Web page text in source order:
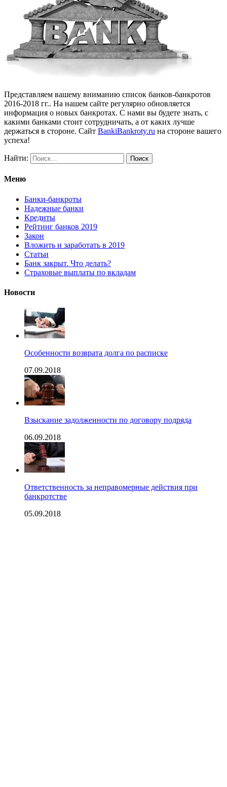
Представляем вашему вниманию список банков-банкротов
2016-2018 гг.. На нашем сайте регулярно обновляется
информация о новых банкротах. С нами вы будете знать, с
какими банками стоит сотрудничать, а от каких лучше
держаться в стороне. Сайт BankiBankroty.ru на стороне вашего
успеха!
Найти:
Меню
Банки-банкроты
Надежные банки
Кредиты
Рейтинг банков 2019
Закон
Вложить и заработать в 2019
Статьи
Банк закрыт. Что делать?
Страховые выплаты по вкладам
Новости
Особенности возврата долга по расписке
07.09.2018
Взыскание задолженности по договору подряда
06.09.2018
Ответственность за неправомерные действия при
банкротстве
05.09.2018